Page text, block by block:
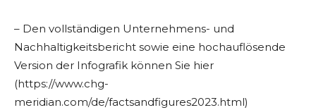
– Den vollständigen Unternehmens- und
Nachhaltigkeitsbericht sowie eine hochauflösende
Version der Infografik können Sie hier
(https://www.chg-
meridian.com/de/factsandfigures2023.html)